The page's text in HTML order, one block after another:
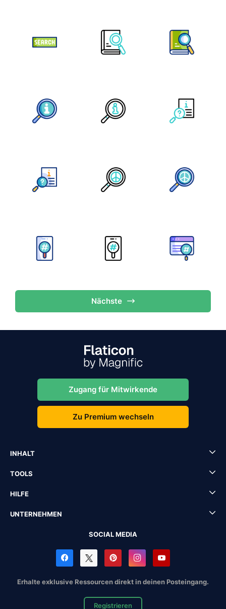
Nächste
Zugang für Mitwirkende
Zu Premium wechseln
INHALT
TOOLS
HILFE
UNTERNEHMEN
SOCIAL MEDIA
Erhalte exklusive Ressourcen direkt in deinen Posteingang.
Registrieren